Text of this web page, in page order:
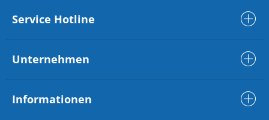
Service Hotline
Unternehmen
Informationen